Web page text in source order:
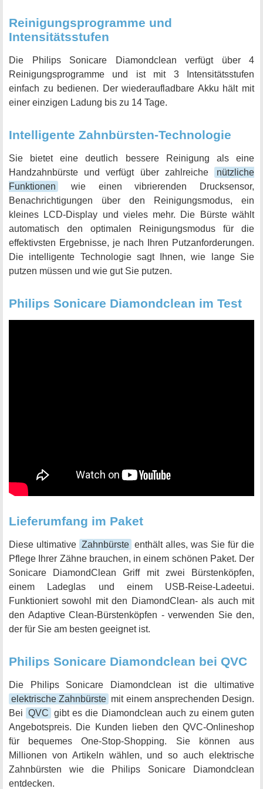
Reinigungsprogramme und
Intensitätsstufen
Die Philips Sonicare Diamondclean verfügt über 4
Reinigungsprogramme und ist mit 3 Intensitätsstufen
einfach zu bedienen. Der wiederaufladbare Akku hält mit
einer einzigen Ladung bis zu 14 Tage.
Intelligente Zahnbürsten-Technologie
Sie bietet eine deutlich bessere Reinigung als eine
Handzahnbürste und verfügt über zahlreiche
nützliche
Funktionen
wie einen vibrierenden Drucksensor,
Benachrichtigungen über den Reinigungsmodus, ein
kleines LCD-Display und vieles mehr. Die Bürste wählt
automatisch den optimalen Reinigungsmodus für die
effektivsten Ergebnisse, je nach Ihren Putzanforderungen.
Die intelligente Technologie sagt Ihnen, wie lange Sie
putzen müssen und wie gut Sie putzen.
Philips Sonicare Diamondclean im Test
Lieferumfang im Paket
Diese ultimative Zahnbürste enthält alles, was Sie für die
Pflege Ihrer Zähne brauchen, in einem schönen Paket. Der
Sonicare DiamondClean Griff mit zwei Bürstenköpfen,
einem Ladeglas und einem USB-Reise-Ladeetui.
Funktioniert sowohl mit den DiamondClean- als auch mit
den Adaptive Clean-Bürstenköpfen - verwenden Sie den,
der für Sie am besten geeignet ist.
Philips Sonicare Diamondclean bei QVC
Die Philips Sonicare Diamondclean ist die ultimative
elektrische Zahnbürste mit einem ansprechenden Design.
Bei QVC gibt es die Diamondclean auch zu einem guten
Angebotspreis. Die Kunden lieben den QVC-Onlineshop
für bequemes One-Stop-Shopping. Sie können aus
Millionen von Artikeln wählen, und so auch elektrische
Zahnbürsten wie die Philips Sonicare Diamondclean
entdecken.